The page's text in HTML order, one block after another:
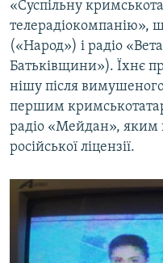
«Суспільну
телерадіокомпанію»,
(«Народ») і радіо
Батьківщини»). Їхнє
нішу після
першим
радіо «Мейдан», яким
російської ліцензії.